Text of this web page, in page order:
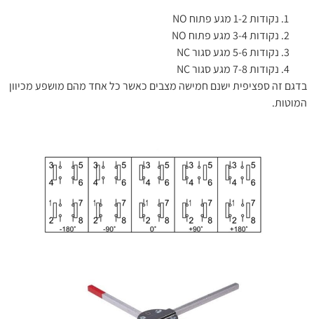
נקודות 1-2 מגע פתוח NO
נקודות 3-4 מגע פתוח NO
נקודות 5-6 מגע סגור NC
נקודות 7-8 מגע סגור NC
בדגם זה ספציפית ישנם חמישה מצבים כאשר כל אחד מהם מושפע מכיוון
המוטות.